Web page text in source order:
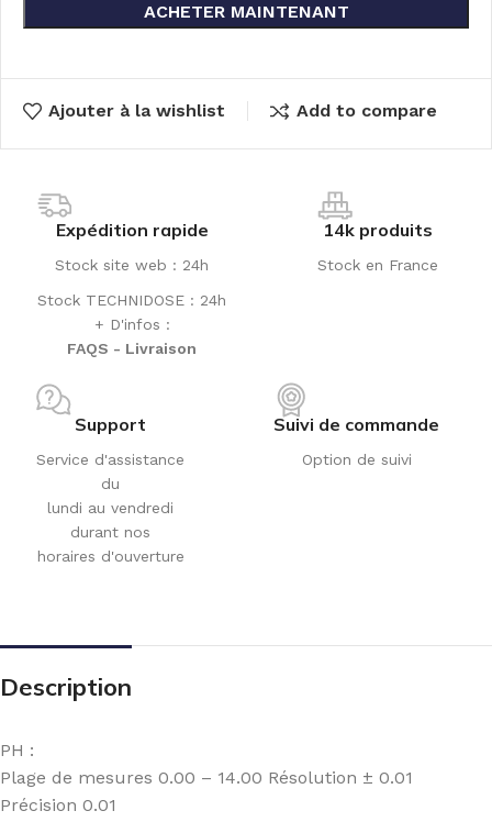
ACHETER MAINTENANT
Ajouter à la wishlist Add to compare
Expédition rapide
Stock site web : 24h
Stock TECHNIDOSE : 24h
+ D'infos :
FAQS - Livraison
14k produits
Stock en France
Support
Service d'assistance
du
lundi au vendredi
durant nos
horaires d'ouverture
Suivi de commande
Option de suivi
Description
PH :
Plage de mesures 0.00 – 14.00 Résolution ± 0.01
Précision 0.01